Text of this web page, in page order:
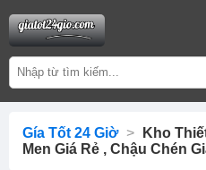
Gía Tốt 24 Giờ >
Kho
Men Giá Rẻ , Chậu Chén